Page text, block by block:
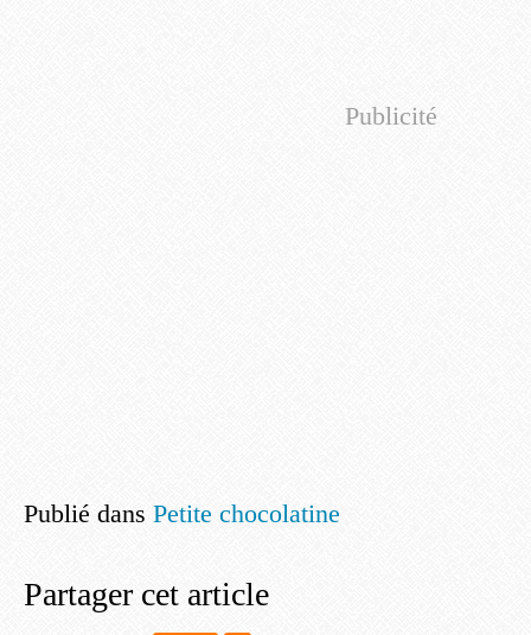
Publicité
Publié dans Petite chocolatine
Partager cet article